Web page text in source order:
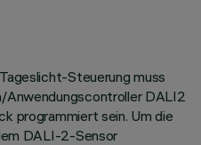
Steuerung muss
DALI2
programmiert sein. Um die
DALI-2-Sensor